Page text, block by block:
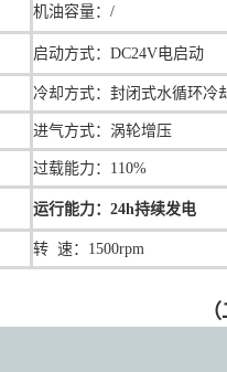
机油容量：/
启动方式：DC24V电启动
冷却方式：封闭式水循环冷
进气方式：涡轮增压
过载能力：110%
运行能力：24h持续发电
转 速：1500rpm